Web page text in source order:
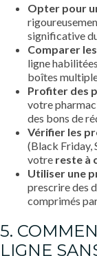
Opter pour
significative
Comparer
ligne
boîtes
Profiter des
votre
des bons de
Vérifier les
(Black Friday,
votre reste à
Utiliser une
prescrire des
comprimés
5.
LIGNE